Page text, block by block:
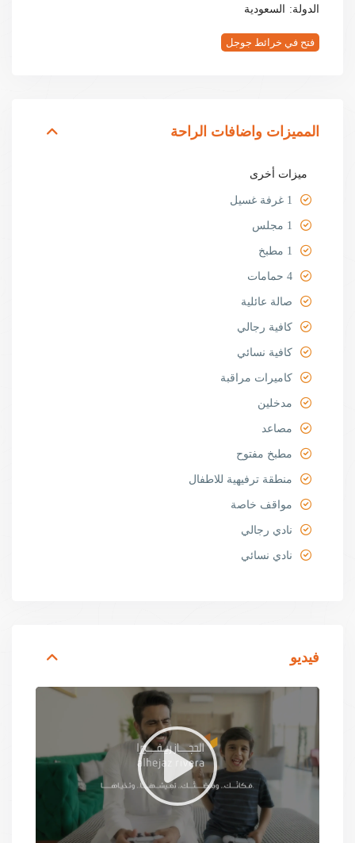
الدولة: السعودية
فتح في خرائط جوجل
المميزات واضافات الراحة
ميزات أخرى
1 غرفة غسيل
1 مجلس
1 مطبخ
4 حمامات
صالة عائلية
كافية رجالي
كافية نسائي
كاميرات مراقبة
مدخلين
مصاعد
مطبخ مفتوح
منطقة ترفيهية للاطفال
مواقف خاصة
نادي رجالي
نادي نسائي
فيديو